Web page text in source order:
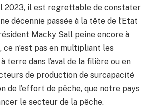
2023, il est regrettable de constater
décennie passée à la tête de l’Etat
Macky Sall peine encore à
n’est pas en multipliant les
terre dans l’aval de la filière ou en
de production de surcapacité
de l’effort de pêche, que notre pays
le secteur de la pêche.